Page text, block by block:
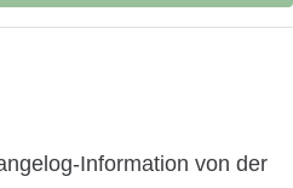
Information von der